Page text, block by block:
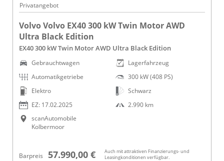
Privatangebot
Volvo Volvo EX40 300 kW Twin Motor AWD
Ultra Black Edition
EX40 300 kW Twin Motor AWD Ultra Black Edition
Gebrauchtwagen
Automatikgetriebe
Elektro
EZ: 17.02.2025
scanAutomobile
Kolbermoor
Lagerfahrzeug
300 kW (408 PS)
Schwarz
2.990 km
Barpreis 57.990,00 €
Auch mit attraktiven Finanzierungs- und
Leasingkonditionen verfügbar.